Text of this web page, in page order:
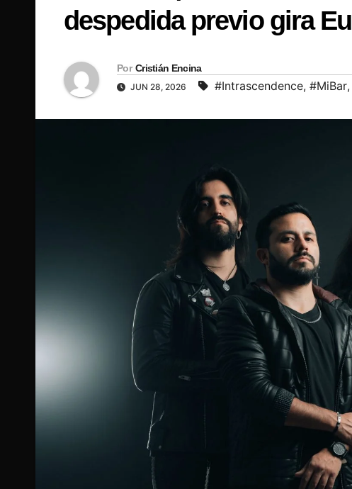
despedida previo gira
Por Cristián Encina
JUN 28, 2026 #Intrascendence, #MiBar,